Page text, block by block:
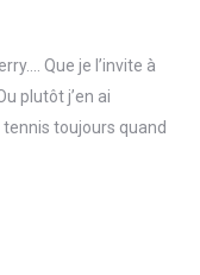
Que je l’invite à
plutôt j’en ai
toujours quand